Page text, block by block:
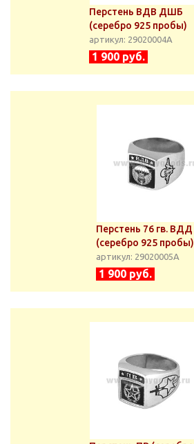
Перстень ВДВ ДШБ
(серебро 925 пробы)
артикул: 29020004А
1 900 руб.
Перстень 76 гв. ВДД
(серебро 925 пробы)
артикул: 29020005А
1 900 руб.